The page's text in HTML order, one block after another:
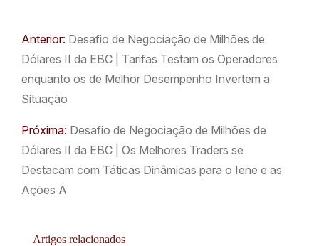
Anterior: Desafio de Negociação de Milhões de
Dólares II da EBC | Tarifas Testam os Operadores
enquanto os de Melhor Desempenho Invertem a
Situação
Próxima: Desafio de Negociação de Milhões de
Dólares II da EBC | Os Melhores Traders se
Destacam com Táticas Dinâmicas para o Iene e as
Ações A
Artigos relacionados